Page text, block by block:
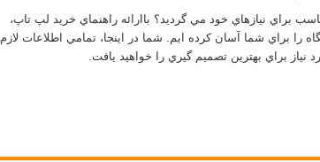
براي نيازهاي خود مي گرديد؟ باارائه راهنماي خريد لپ تاپ،
را براي شما آسان کرده ايم. شما در اينجا، تمامي اطلاعات لازم
نياز براي بهترين تصميم گيري را خواهيد يافت.